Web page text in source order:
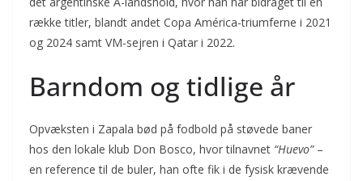
række titler, blandt andet Copa América-triumferne i 2021
og 2024 samt VM-sejren i Qatar i 2022.
Barndom og tidlige år
Opvæksten i Zapala bød på fodbold på støvede baner
hos den lokale klub Don Bosco, hvor tilnavnet “Huevo”–
en reference til de buler, han ofte fik i de fysisk krævende